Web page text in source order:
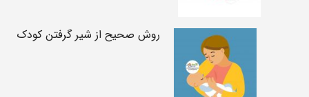
روش صحیح از شیر گرفتن کودک